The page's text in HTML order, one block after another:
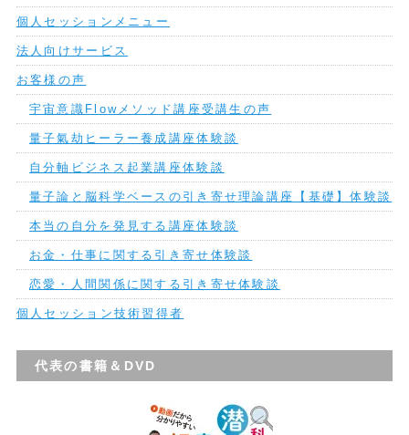
個人セッションメニュー
法人向けサービス
お客様の声
宇宙意識Flowメソッド講座受講生の声
量子氣劫ヒーラー養成講座体験談
自分軸ビジネス起業講座体験談
量子論と脳科学ベースの引き寄せ理論講座【基礎】体験談
本当の自分を発見する講座体験談
お金・仕事に関する引き寄せ体験談
恋愛・人間関係に関する引き寄せ体験談
個人セッション技術習得者
代表の書籍＆DVD